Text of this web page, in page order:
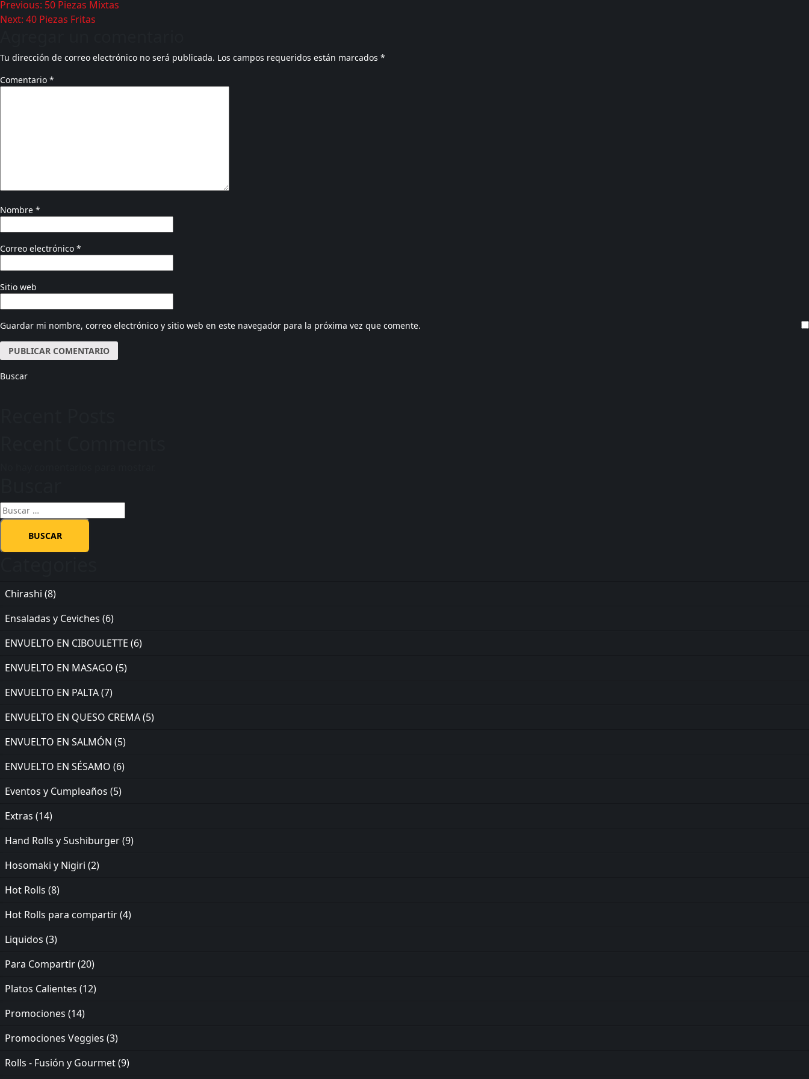
Previous: 50 Piezas Mixtas
Next: 40 Piezas Fritas
Tu dirección de correo electrónico no será publicada. Los campos requeridos están marcados *
Comentario *
Nombre *
Correo electrónico *
Sitio web
Guardar mi nombre, correo electrónico y sitio web en este navegador para la próxima vez que comente.
Buscar
Chirashi (8)
Ensaladas y Ceviches (6)
ENVUELTO EN CIBOULETTE (6)
ENVUELTO EN MASAGO (5)
ENVUELTO EN PALTA(7)
ENVUELTO EN QUESO CREMA(5)
ENVUELTO EN SALMÓN (5)
ENVUELTO EN SÉSAMO (6)
Eventos y Cumpleaños (5)
Extras (14)
Hand Rolls y Sushiburger(9)
Hosomaki y Nigiri (2)
Hot Rolls (8)
Hot Rolls para compartir(4)
Liquidos (3)
Para Compartir(20)
Platos Calientes (12)
Promociones (14)
Promociones Veggies (3)
Rolls - Fusión y Gourmet(9)